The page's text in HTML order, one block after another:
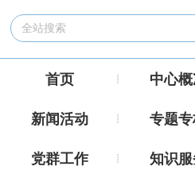
首页 中心
新闻活动
专题
党群工作
知识